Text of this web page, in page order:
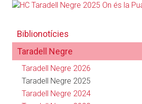
Biblionotícies
Taradell Negre
Taradell Negre 2026
Taradell Negre 2025
Taradell Negre 2024